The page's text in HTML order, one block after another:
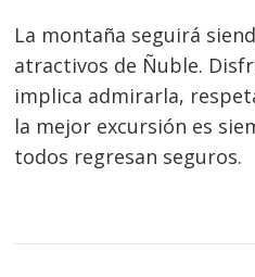
La montaña seguirá
atractivos de Ñuble.
implica admirarla,
la mejor excursión es
todos regresan seguros.